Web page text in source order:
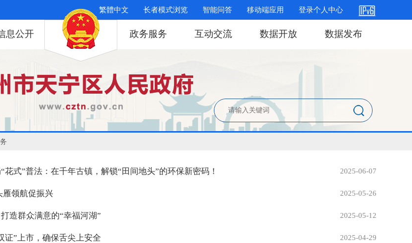
繁體中文 长者模式浏览 智能问答 移动端应用 登录个人中心
息公开 政务服务 互动交流 数据开放 数据发布
花式”普法：在千年古镇，解锁“田间地头”的环保新密码！ 2025-06-07
雁领航促振兴 2025-05-26
造群众满意的“幸福河湖” 2025-05-12
证”上市，确保舌尖上安全 2025-04-29